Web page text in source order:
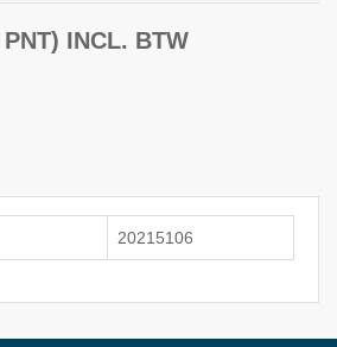
INCL. BTW
20215106